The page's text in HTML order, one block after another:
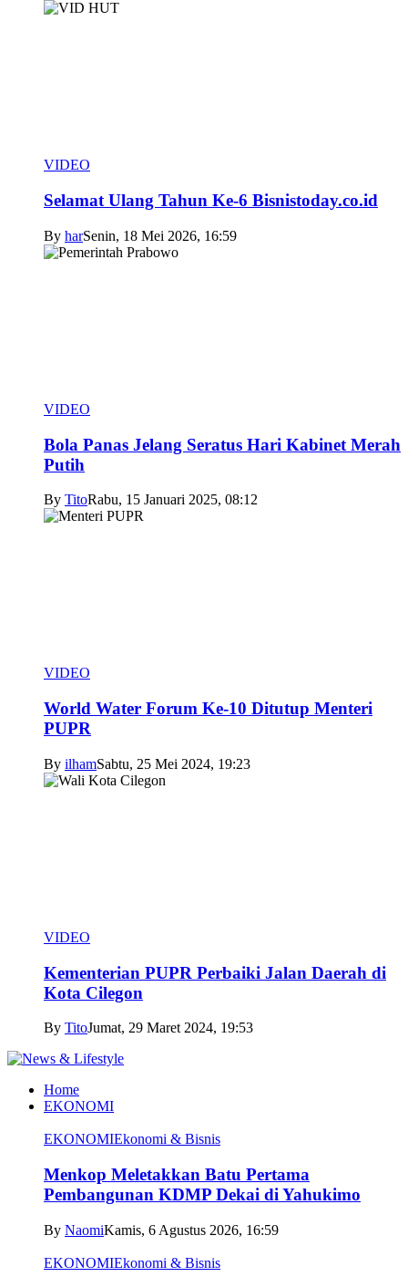
VIDEO
Selamat Ulang Tahun Ke-6 Bisnistoday.co.id
By harSenin, 18 Mei 2026, 16:59
VIDEO
Bola Panas Jelang Seratus Hari Kabinet Merah
Putih
By TitoRabu, 15 Januari 2025, 08:12
VIDEO
World Water Forum Ke-10 Ditutup Menteri
PUPR
By ilhamSabtu, 25 Mei 2024, 19:23
VIDEO
Kementerian PUPR Perbaiki Jalan Daerah di
Kota Cilegon
By TitoJumat, 29 Maret 2024, 19:53
Home
EKONOMI
EKONOMIEkonomi & Bisnis
Menkop Meletakkan Batu Pertama
Pembangunan KDMP Dekai di Yahukimo
By NaomiKamis, 6 Agustus 2026, 16:59
EKONOMIEkonomi & Bisnis